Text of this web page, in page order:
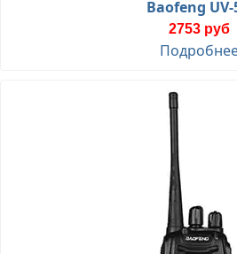
Baofeng UV-
2753 руб